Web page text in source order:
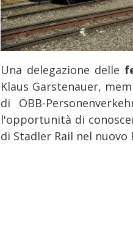
Una delegazione delle
Klaus Garstenauer,
di ÖBB-
l'opportunità di
di Stadler Rail nel nuovo